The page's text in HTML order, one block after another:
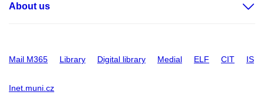
About us
Mail M365 Library Digital library Medial ELF CIT IS
Inet.muni.cz